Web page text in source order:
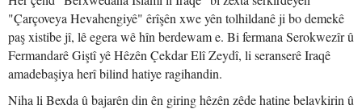
"Çarçoveya Hevahengiyê" êrîşên xwe yên tolhildanê ji bo demekê
paş xistibe jî, lê egera wê hîn berdewam e. Bi fermana Serokwezîr û
Fermandarê Giştî yê Hêzên Çekdar Elî Zeydî, li seranserê Iraqê
amadebaşiya herî bilind hatiye ragihandin.
Niha li Bexda û bajarên din ên giring hêzên zêde hatine belavkirin û